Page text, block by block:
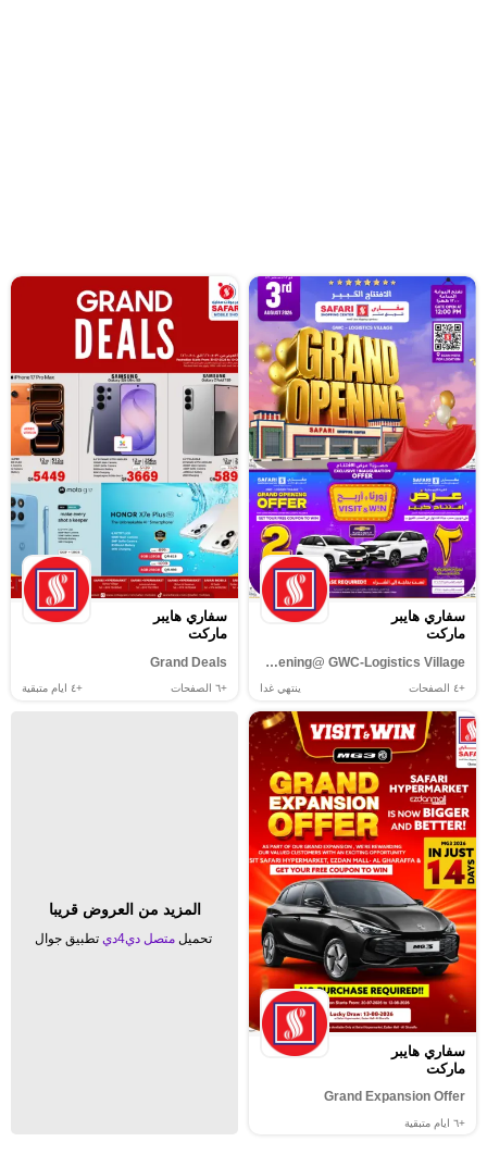
سفاري هايبر
ماركت
Grand Opening@ GWC-Logistics Village
+٤ الصفحات ينتهي غدا
سفاري هايبر
ماركت
Grand Deals
+٦ الصفحات +٤ ايام متبقية
سفاري هايبر
ماركت
Grand Expansion Offer
+٦ ايام متبقية
المزيد من العروض قريبا
تحميل متصل دي4دي تطبيق جوال